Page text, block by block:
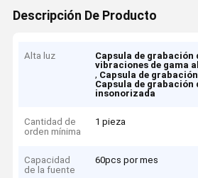
Descripción De Producto
Alta luz
Capsula de
vibraciones de gama
, Capsula de
Capsula de grabación
insonorizada
Cantidad de
orden mínima
1 pieza
Capacidad
de la fuente
60pcs por mes